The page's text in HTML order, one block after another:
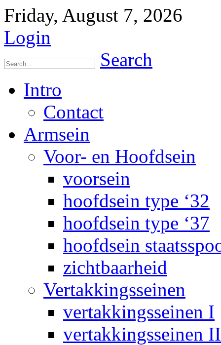
Friday, August 7, 2026
Login
Search
Intro
Contact
Armsein
Voor- en Hoofdsein
voorsein
hoofdsein type ‘32
hoofdsein type ‘37
hoofdsein
zichtbaarheid
Vertakkingsseinen
vertakkingsseinen I
vertakkingsseinen II